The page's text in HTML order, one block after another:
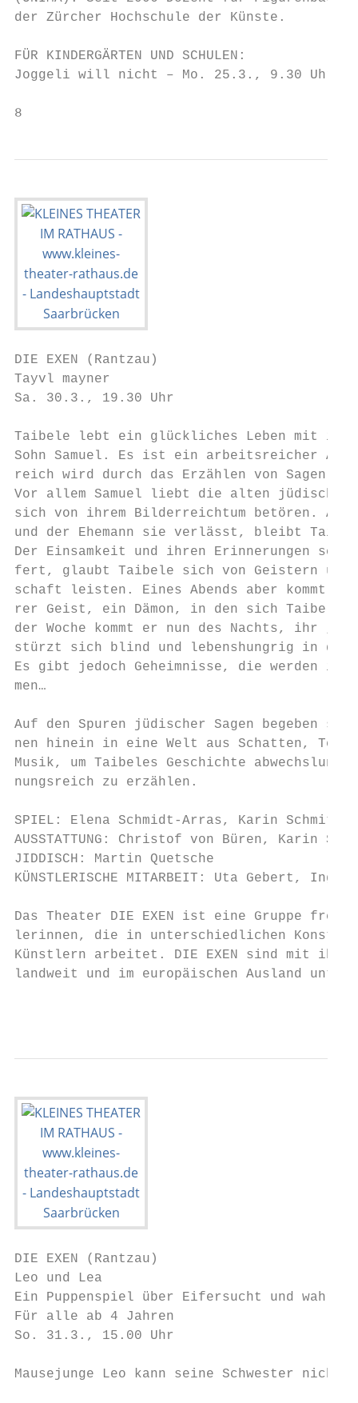
der Zürcher Hochschule der Künste.
FÜR KINDERGÄRTEN UND SCHULEN:
Joggeli will nicht – Mo. 25.3., 9.30 Uhr
8
DIE EXEN (Rantzau)
Tayvl mayner
Sa. 30.3., 19.30 Uhr
Taibele lebt ein glückliches Leben mit
Sohn Samuel. Es ist ein arbeitsreicher
reich wird durch das Erzählen von Sagen
Vor allem Samuel liebt die alten jüdischen
sich von ihrem Bilderreichtum betören.
und der Ehemann sie verlässt, bleibt
Der Einsamkeit und ihren Erinnerungen
fert, glaubt Taibele sich von Geistern
schaft leisten. Eines Abends aber kommt ein
rer Geist, ein Dämon, in den sich Taibele
der Woche kommt er nun des Nachts, ihr
stürzt sich blind und lebenshungrig in
Es gibt jedoch Geheimnisse, die werden ins
men…
Auf den Spuren jüdischer Sagen begeben
nen hinein in eine Welt aus Schatten,
Musik, um Taibeles Geschichte
nungsreich zu erzählen.
SPIEL: Elena Schmidt-Arras, Karin Schmitt
AUSSTATTUNG: Christof von Büren, Karin
JIDDISCH: Martin Quetsche
KÜNSTLERISCHE MITARBEIT: Uta Gebert, Inga
Das Theater DIE EXEN ist eine Gruppe
lerinnen, die in unterschiedlichen
Künstlern arbeitet. DIE EXEN sind mit
landweit und im europäischen Ausland
DIE EXEN (Rantzau)
Leo und Lea
Ein Puppenspiel über Eifersucht und wahre
Für alle ab 4 Jahren
So. 31.3., 15.00 Uhr
Mausejunge Leo kann seine Schwester nicht